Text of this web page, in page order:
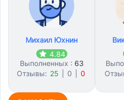
Михаил Юхнин
4.84
Выполненных : 63
Отзывы: 25 0 0